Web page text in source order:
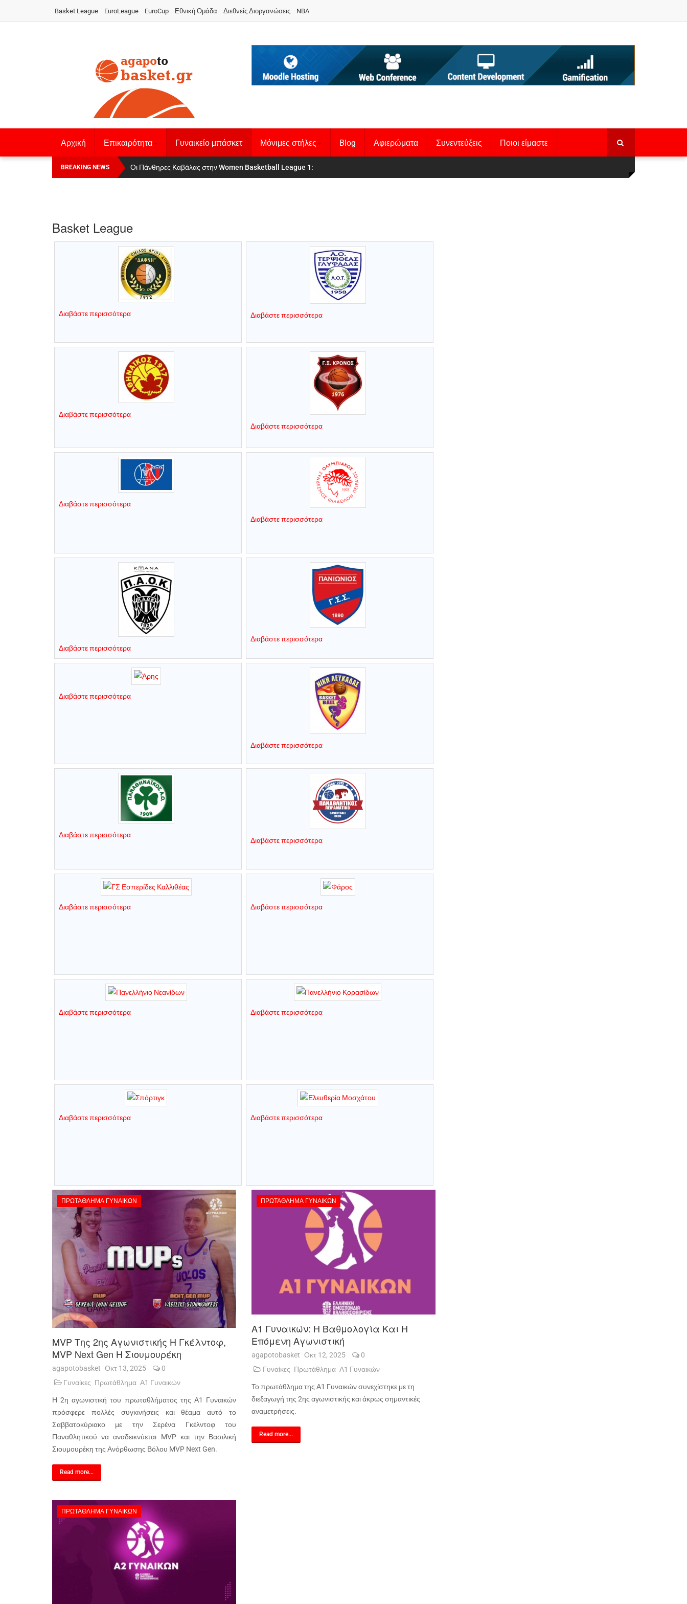
Basket League EuroLeague EuroCup Εθνική Ομάδα Διεθνείς Διοργανώσεις NBA
Αρχική Επικαιρότητα Γυναικείο μπάσκετ Μόνιμες στήλες Blog Αφιερώματα Συνεντεύξεις Ποιοι είμαστε
BREAKING NEWS Οι Πάνθηρες Καβάλας στην Women Basketball League 1
Αναχώρησε για τα Γιάννενα η Εθνική Γυναικών
Basket League
Διαβάστε περισσότερα Διαβάστε περισσότερα
Διαβάστε περισσότερα
Διαβάστε περισσότερα
Διαβάστε περισσότερα
Διαβάστε περισσότερα
Διαβάστε περισσότερα
Διαβάστε περισσότερα
Διαβάστε περισσότερα
Διαβάστε περισσότερα
Διαβάστε περισσότερα
Διαβάστε περισσότερα
Διαβάστε περισσότερα Διαβάστε περισσότερα
Διαβάστε περισσότερα Διαβάστε περισσότερα
Διαβάστε περισσότερα Διαβάστε περισσότερα
ΠΡΩΤΆΘΛΗΜΑ ΓΥΝΑΙΚΏΝ
MVP Της 2ης Αγωνιστικής Η Γκέλντοφ,
MVP Next Gen Η Σιουμουρέκη
agapotobasket Οκτ 13, 2025
0
Γυναίκες Πρωτάθλημα Α1 Γυναικών
Η 2η αγωνιστική του πρωταθλήματος της Α1 Γυναικών
πρόσφερε πολλές συγκινήσεις και θέαμα αυτό το
Σαββατοκύριακο με την Σερένα Γκέλντοφ του
Παναθλητικού να αναδεικνύεται MVP και την Βασιλική
Σιουμουρέκη της Ανόρθωσης Βόλου MVP Next Gen.
Read more...
ΠΡΩΤΆΘΛΗΜΑ ΓΥΝΑΙΚΏΝ
Α1 Γυναικών: Η Βαθμολογία Και Η
Επόμενη Αγωνιστική
agapotobasket Οκτ 12, 2025
0
Γυναίκες Πρωτάθλημα Α1 Γυναικών
Το πρωτάθλημα της Α1 Γυναικών συνεχίστηκε με τη
διεξαγωγή της 2ης αγωνιστικής και άκρως σημαντικές
αναμετρήσεις.
Read more...
ΠΡΩΤΆΘΛΗΜΑ ΓΥΝΑΙΚΏΝ